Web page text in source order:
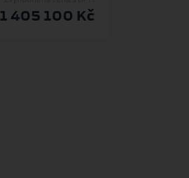
1 405 100 Kč